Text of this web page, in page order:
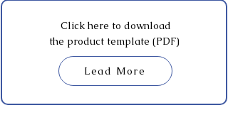
Click here to download
the product template (PDF)
Lead More